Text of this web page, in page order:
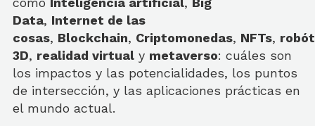
Data, Internet de las
cosas, Blockchain, Criptomonedas, NFTs,
3D, realidad virtual y metaverso: cuáles son
los impactos y las potencialidades, los puntos
de intersección, y las aplicaciones prácticas en
el mundo actual.